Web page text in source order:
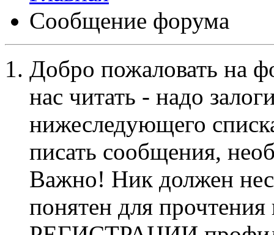
Сообщение форума
Добро пожаловать на
нас читать - надо
нижеследующего
писать сообщения,
Важно! Ник должен
понятен для